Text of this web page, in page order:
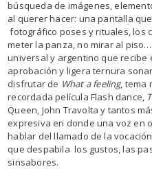
búsqueda de imágenes,
al querer hacer: una pantalla
fotográfico poses y rituales, los
meter la panza, no mirar al
universal y argentino que recibe
aprobación y ligera ternura
disfrutar de What a feeling, tema
recordada película Flash dance,
Queen, John Travolta y tantos
expresiva en donde una voz en
hablar del llamado de la
que despabila los gustos, las
sinsabores.